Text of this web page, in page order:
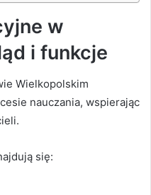
w
i funkcje
Wielkopolskim
nauczania, wspierając
się: